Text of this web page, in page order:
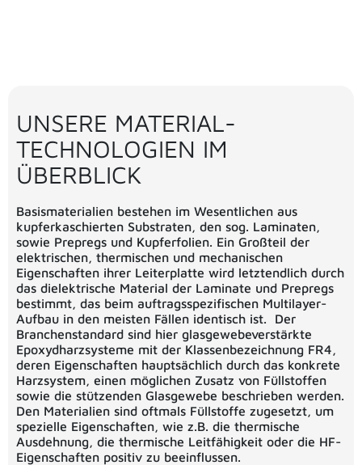
UNSERE MATERIAL-
TECHNOLOGIEN IM
ÜBERBLICK
Basismaterialien bestehen im Wesentlichen aus
kupferkaschierten Substraten, den sog. Laminaten,
sowie Prepregs und Kupferfolien. Ein Großteil der
elektrischen, thermischen und mechanischen
Eigenschaften ihrer Leiterplatte wird letztendlich durch
das dielektrische Material der Laminate und Prepregs
bestimmt, das beim auftragsspezifischen Multilayer-
Aufbau in den meisten Fällen identisch ist. Der
Branchenstandard sind hier glasgewebeverstärkte
Epoxydharzsysteme mit der Klassenbezeichnung FR4,
deren Eigenschaften hauptsächlich durch das konkrete
Harzsystem, einen möglichen Zusatz von Füllstoffen
sowie die stützenden Glasgewebe beschrieben werden.
Den Materialien sind oftmals Füllstoffe zugesetzt, um
spezielle Eigenschaften, wie z.B. die thermische
Ausdehnung, die thermische Leitfähigkeit oder die HF-
Eigenschaften positiv zu beeinflussen.